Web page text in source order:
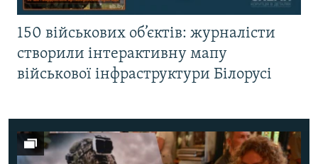
150 військових об’єктів: журналісти
створили інтерактивну мапу
військової інфраструктури Білорусі